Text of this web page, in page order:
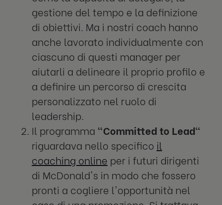
gestione del tempo e la definizione
di obiettivi. Ma i nostri coach hanno
anche lavorato individualmente con
ciascuno di questi manager per
aiutarli a delineare il proprio profilo e
a definire un percorso di crescita
personalizzato nel ruolo di
leadership.
Il programma "Committed to Lead"
riguardava nello specifico il
coaching online per i futuri dirigenti
di McDonald's in modo che fossero
pronti a cogliere l'opportunità nel